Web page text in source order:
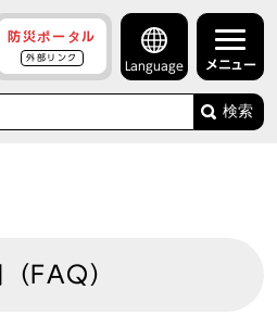
防災ポータル
外部リンク
Language メニュー
検索
FAQ）